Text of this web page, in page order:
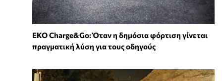
EKO Charge&Go: Όταν η δημόσια φόρτιση γίνεται
πραγματική λύση για τους οδηγούς